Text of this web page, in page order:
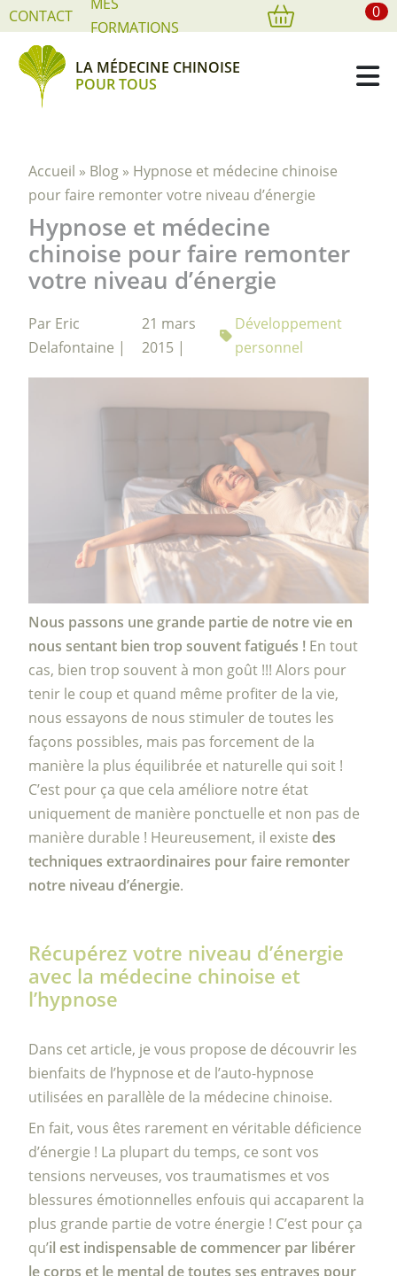
CONTACT
FORMATIONS
0
LA MÉDECINE CHINOISE
POUR TOUS
Accueil » Blog » Hypnose et médecine chinoise
pour faire remonter votre niveau d’énergie
Hypnose et médecine
chinoise pour faire remonter
votre niveau d’énergie
Par Eric
Delafontaine |
21 mars
2015 |
Développement
personnel
Nous passons une grande partie de notre vie en
nous sentant bien trop souvent fatigués ! En tout
cas, bien trop souvent à mon goût !!! Alors pour
tenir le coup et quand même profiter de la vie,
nous essayons de nous stimuler de toutes les
façons possibles, mais pas forcement de la
manière la plus équilibrée et naturelle qui soit !
C’est pour ça que cela améliore notre état
uniquement de manière ponctuelle et non pas de
manière durable ! Heureusement, il existe des
techniques extraordinaires pour faire remonter
notre niveau d’énergie.
Récupérez votre niveau d’énergie
avec la médecine chinoise et
l’hypnose
Dans cet article, je vous propose de découvrir les
bienfaits de l’hypnose et de l’auto-hypnose
utilisées en parallèle de la médecine chinoise.
En fait, vous êtes rarement en véritable déficience
d’énergie ! La plupart du temps, ce sont vos
tensions nerveuses, vos traumatismes et vos
blessures émotionnelles enfouis qui accaparent la
plus grande partie de votre énergie ! C’est pour ça
qu’il est indispensable de commencer par libérer
le corps et le mental de toutes ses entraves pour
Cookies management panel